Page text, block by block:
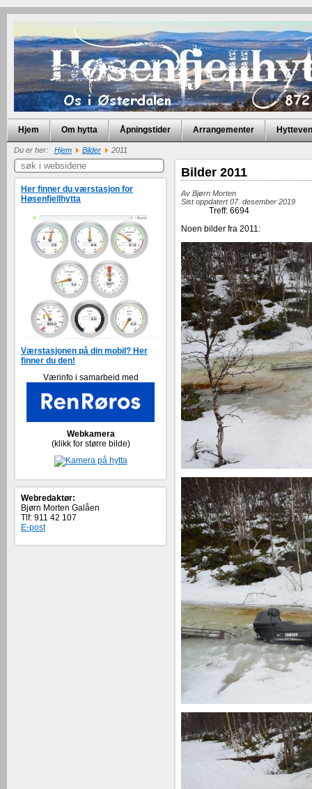
Hjem Om hytta Åpningstider Arrangementer
Du er her: Hjem Bilder 2011
Her finner du værstasjon for
Høsenfjellhytta
Værstasjonen på din mobil? Her
finner du den!
Værinfo i samarbeid med
Webkamera
(klikk for større bilde)
Webredaktør:
Bjørn Morten Galåen
Tlf: 911 42 107
E-post
Bilder 2011
Av Bjørn Morten
Sist oppdatert 07. desember 2019
Treff: 6694
Noen bilder fra 2011: